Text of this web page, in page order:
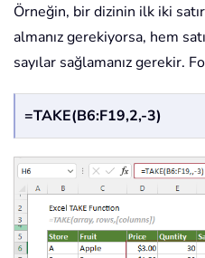
Örneğin, bir dizinin ilk iki
almanız gerekiyorsa, hem
sayılar sağlamanız gerekir.
=TAKE(B6:F19,2,-3)